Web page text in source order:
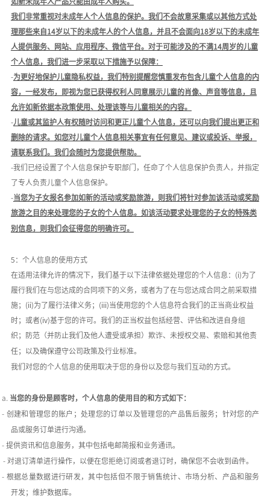
我们非常重视对未成年人个人信息的保护。 我们不会故意采集或以其他方式处
理那些来自14岁以下的未成年人的个人信息，并且不会面向18岁以下的未成年
人提供服务、网站、应用程序、微信平台。 对于可能涉及的不满14周岁的儿童
个人信息，我们进一步采取以下措施予以保障：
-为更好地保护儿童隐私权益，我们特别提醒您慎重发布包含儿童个人信息的内
容，一经发布，即视为您已获得权利人同意展示儿童的肖像、声音等信息，且
允许如新依据本政策使用、处理该等与儿童相关的内容。
-儿童或其监护人有权随时访问和更正儿童个人信息，还可以向我们提出更正和
删除的请求。如您对儿童个人信息相关事宜有任何意见、建议或投诉、举报，
请联系我们。我们会随时为您提供帮助。
-我们已经设置了个人信息保护专职部门，任命了个人信息保护负责人，并指定
了专人负责儿童个人信息保护。
-当您为子女报名参加如新的活动或奖励旅游，则我们将针对参加该活动或奖励
旅游之目的来处理您的子女的个人信息。如该活动要求处理您的子女的特殊类
别信息，则我们会征得您的明确许可。
5：个人信息的使用方式
在适用法律允许的情况下，我们基于以下法律依据处理您的个人信息： (i)为了
履行我们在与您达成的合同项下的义务，或者为了在与您达成合同之前采取措
施；(ii)为了履行法律义务；(iii)当使用您的个人信息符合我们的正当商业权益
时；或者(iv)基于您的许可。我们的正当权益包括经营、评估和改进自身组
织；防范（并防止我们及他人遭受或承担）欺诈、未授权交易、索赔和其他责
任；以及确保遵守公司政策及行业标准。
我们对您的个人信息的使用取决于您的身份以及您与我们互动的方式。
a. 当您的身份是顾客时，个人信息的使用目的和方式如下：
- 创建和管理您的账户；处理您的订单以及管理您的产品售后服务；针对您的产
品或服务订单进行沟通。
-提供资讯和信息服务，其中包括电邮简报和业务通讯。
- 对退订清单进行操作，以便在您拒绝订阅或者退订时，确保您不会收到函件。
- 根据总量数据进行研发，其中包括但不限于销售统计、市场分析、产品和服务
开发；维护数据库。